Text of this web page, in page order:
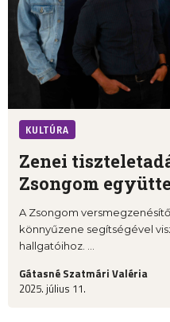
KULTÚRA
Zenei
Zsongom
A Zsongom
könnyűzene segítségével
hallgatóihoz. ...
Gátasné Szatmári Valéria
2025. július 11.